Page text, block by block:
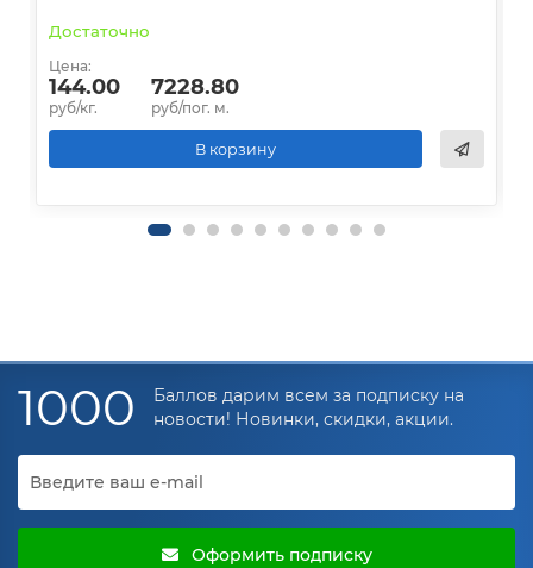
Достаточно
Цена:
144.00
руб/кг.
7228.80
руб/пог. м.
В корзину
1000
Баллов дарим всем за подписку на
новости! Новинки, скидки, акции.
Оформить подписку